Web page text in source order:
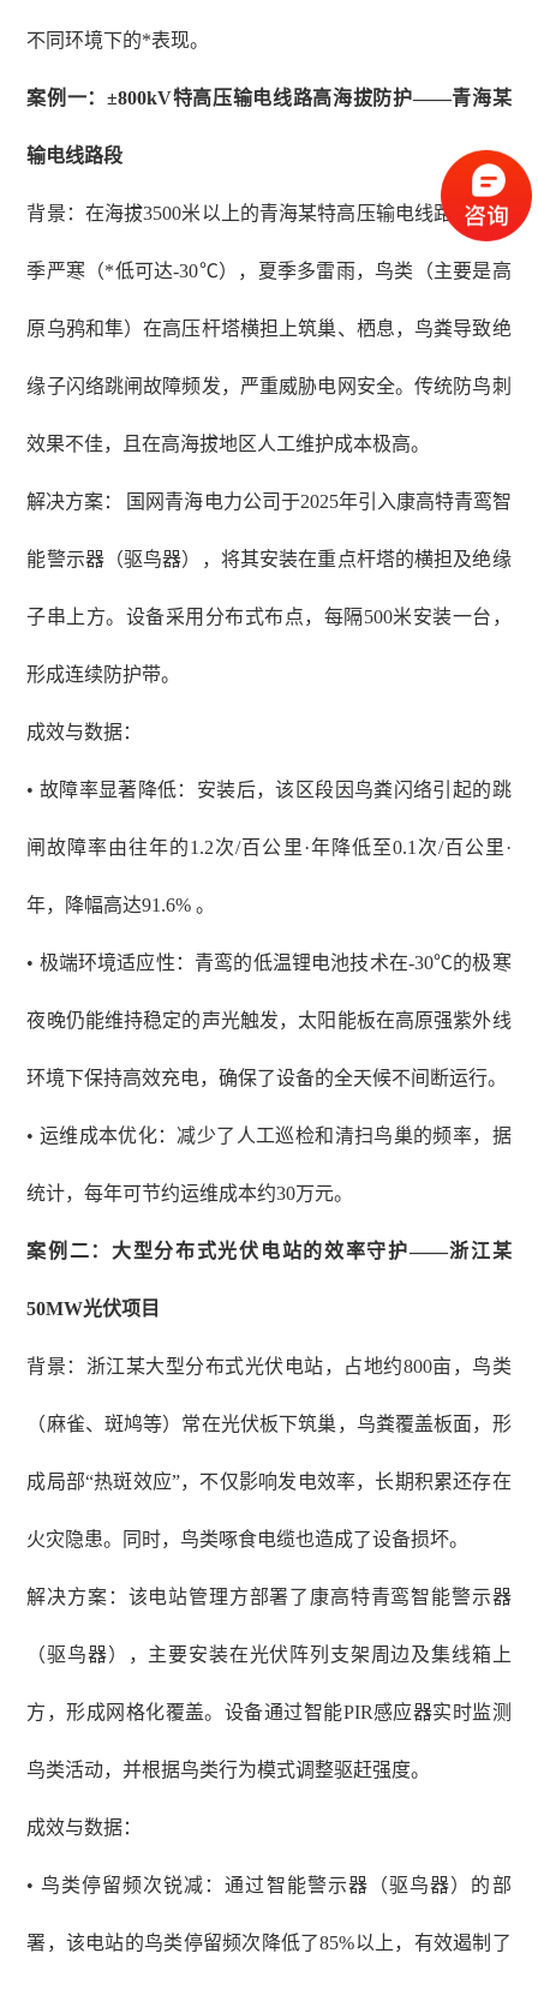
不同环境下的*表现。
案例一：±800kV特高压输电线路高海拔防护——青海某
输电线路段
背景：在海拔3500米以上的青海某特高压输电线路段，冬
季严寒（*低可达-30℃），夏季多雷雨，鸟类（主要是高
原乌鸦和隼）在高压杆塔横担上筑巢、栖息，鸟粪导致绝
缘子闪络跳闸故障频发，严重威胁电网安全。传统防鸟刺
效果不佳，且在高海拔地区人工维护成本极高。
解决方案： 国网青海电力公司于2025年引入康高特青鸾智
能警示器（驱鸟器），将其安装在重点杆塔的横担及绝缘
子串上方。设备采用分布式布点，每隔500米安装一台，
形成连续防护带。
成效与数据：
• 故障率显著降低：安装后，该区段因鸟粪闪络引起的跳
闸故障率由往年的1.2次/百公里·年降低至0.1次/百公里·
年，降幅高达91.6% 。
• 极端环境适应性：青鸾的低温锂电池技术在-30℃的极寒
夜晚仍能维持稳定的声光触发，太阳能板在高原强紫外线
环境下保持高效充电，确保了设备的全天候不间断运行。
• 运维成本优化：减少了人工巡检和清扫鸟巢的频率，据
统计，每年可节约运维成本约30万元。
案例二：大型分布式光伏电站的效率守护——浙江某
50MW光伏项目
背景：浙江某大型分布式光伏电站，占地约800亩，鸟类
（麻雀、斑鸠等）常在光伏板下筑巢，鸟粪覆盖板面，形
成局部“热斑效应”，不仅影响发电效率，长期积累还存在
火灾隐患。同时，鸟类啄食电缆也造成了设备损坏。
解决方案：该电站管理方部署了康高特青鸾智能警示器
（驱鸟器），主要安装在光伏阵列支架周边及集线箱上
方，形成网格化覆盖。设备通过智能PIR感应器实时监测
鸟类活动，并根据鸟类行为模式调整驱赶强度。
成效与数据：
• 鸟类停留频次锐减：通过智能警示器（驱鸟器）的部
署，该电站的鸟类停留频次降低了85%以上，有效遏制了